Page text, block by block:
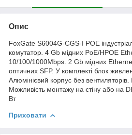
Опис
FoxGate S6004G-CGS-I POE
комутатор. 4 Gb мідних PoE/HPOE
10/100/1000Mbps. 2 Gb мідних
оптичних SFP. У комплекті блок
Алюмінієвий корпус без
Можливість монтажу на стіну або на
Вт
Приховати